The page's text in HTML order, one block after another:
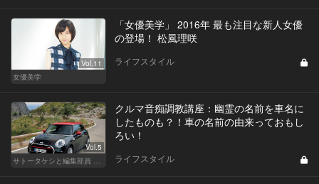
Vol.11
女優美学
「女優美学」 2016年 最も注目な新人女優
の登場！ 松風理咲
ライフスタイル
Vol.5
サトータケシと編集部員 船山の"CAR GENTSへの道"
クルマ音痴調教講座：幽霊の名前を車名に
したものも？！車の名前の由来っておもし
ろい！
ライフスタイル